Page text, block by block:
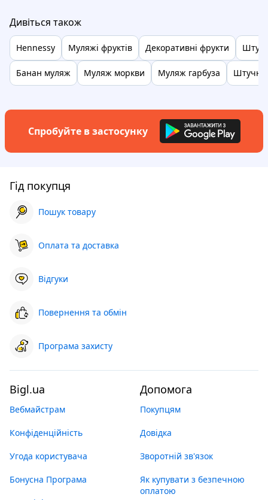
Дивіться також
Hennessy Муляжі фруктів Декоративні фрукти
Банан муляж Муляж моркви Муляж гарбуза Штучні
Спробуйте в застосунку
Гід покупця
Пошук товару
Оплата та доставка
Відгуки
Повернення та обмін
Програма захисту
Bigl.ua
Вебмайстрам
Конфіденційність
Угода користувача
Бонусна Програма
Допомога
Покупцям
Довідка
Зворотній зв'язок
Як купувати з безпечною
оплатою